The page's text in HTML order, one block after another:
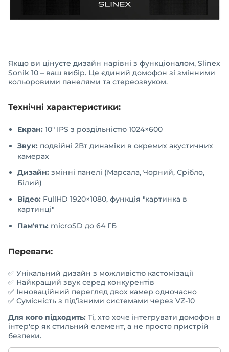
Якщо ви цінуєте дизайн нарівні з функціоналом, Slinex
Sonik 10 – ваш вибір. Це єдиний домофон зі змінними
кольоровими панелями та стереозвуком.
Технічні характеристики:
Екран: 10" IPS з роздільністю 1024×600
Звук: подвійні 2Вт динаміки в окремих акустичних
камерах
Дизайн: змінні панелі (Марсала, Чорний, Срібло,
Білий)
Відео: FullHD 1920×1080, функція "картинка в
картинці"
Пам'ять: microSD до 64 ГБ
Переваги:
✅ Унікальний дизайн з можливістю кастомізації
✅ Найкращий звук серед конкурентів
✅ Інноваційний перегляд двох камер одночасно
✅ Сумісність з під'їзними системами через VZ-10
Для кого підходить: Ті, хто хоче інтегрувати домофон в
інтер'єр як стильний елемент, а не просто пристрій
безпеки.